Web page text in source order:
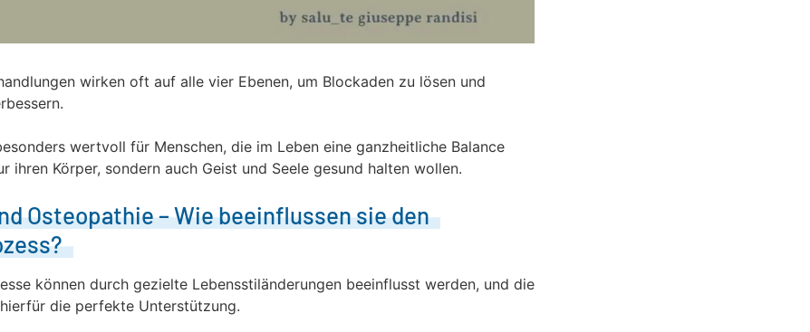
wirken oft auf alle vier Ebenen, um Blockaden zu lösen und
wertvoll für Menschen, die im Leben eine ganzheitliche Balance
ihren Körper, sondern auch Geist und Seele gesund halten wollen.
Osteopathie – Wie beeinflussen sie den
können durch gezielte Lebensstiländerungen beeinflusst werden, und die
die perfekte Unterstützung.